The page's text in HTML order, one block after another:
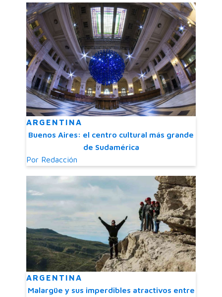
ARGENTINA
Buenos Aires: el centro cultural más grande
de Sudamérica
Por Redacción
ARGENTINA
Malargüe y sus imperdibles atractivos entre